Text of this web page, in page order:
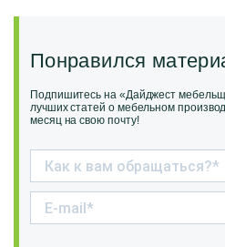
Понравился
Подпишитесь на «Дайджест
лучших статей о мебельном
месяц на свою почту!